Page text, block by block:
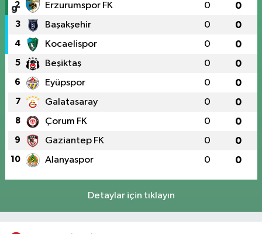
2 Erzurumspor FK 0 0
3 Başakşehir 0 0
4 Kocaelispor 0 0
5 Beşiktaş 0 0
6 Eyüpspor 0 0
7 Galatasaray 0 0
8 Çorum FK 0 0
9 Gaziantep FK 0 0
10 Alanyaspor 0 0
Detaylar için tıklayın